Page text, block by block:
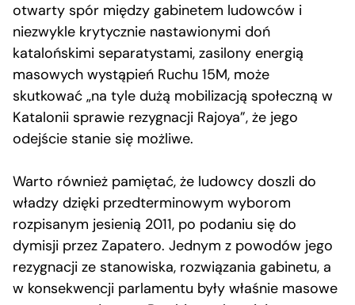
otwarty spór między gabinetem ludowców i
niezwykle krytycznie nastawionymi doń
katalońskimi separatystami, zasilony energią
masowych wystąpień Ruchu 15M, może
skutkować „na tyle dużą mobilizacją społeczną w
Katalonii sprawie rezygnacji Rajoya”, że jego
odejście stanie się możliwe.
Warto również pamiętać, że ludowcy doszli do
władzy dzięki przedterminowym wyborom
rozpisanym jesienią 2011, po podaniu się do
dymisji przez Zapatero. Jednym z powodów jego
rezygnacji ze stanowiska, rozwiązania gabinetu, a
w konsekwencji parlamentu były właśnie masowe